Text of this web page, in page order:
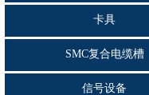
卡具
SMC复合电缆槽
信号设备